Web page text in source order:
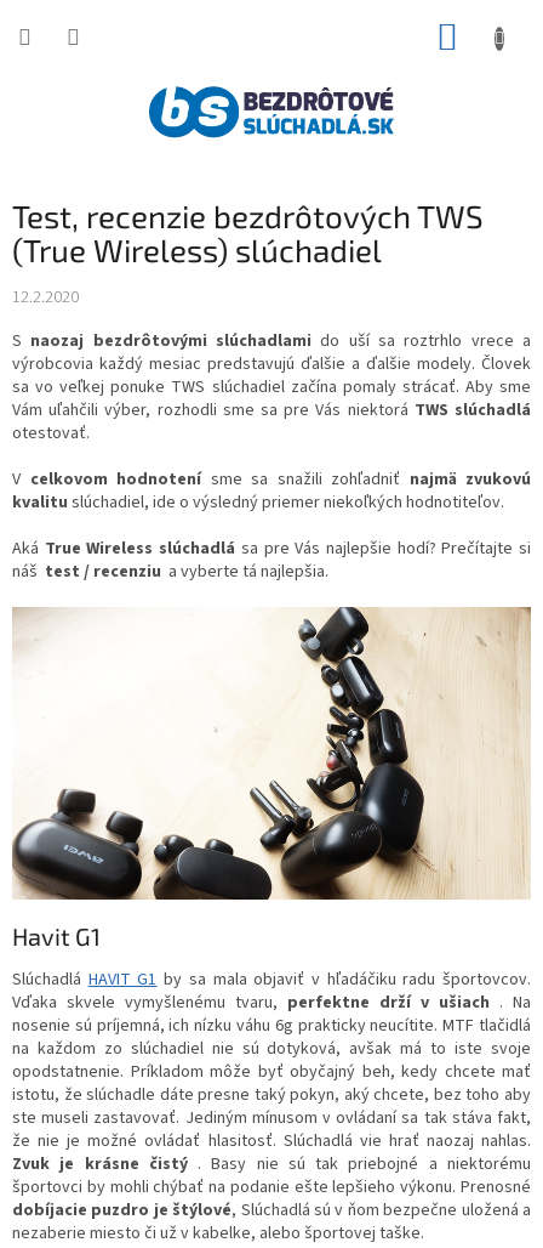
Test, recenzie bezdrôtových TWS
(True Wireless) slúchadiel
12.2.2020
S naozaj bezdrôtovými slúchadlami do uší sa roztrhlo vrece a
výrobcovia každý mesiac predstavujú ďalšie a ďalšie modely. Človek
sa vo veľkej ponuke TWS slúchadiel začína pomaly strácať. Aby sme
Vám uľahčili výber, rozhodli sme sa pre Vás niektorá TWS slúchadlá
otestovať.
V celkovom hodnotenísme sa snažili zohľadniť najmä zvukovú
kvalitu slúchadiel, ide o výsledný priemer niekoľkých hodnotiteľov.
Aká True Wireless slúchadlá sa pre Vás najlepšie hodí? Prečítajte si
náš test / recenziu a vyberte tá najlepšia.
Havit G1
SlúchadláHAVIT G1by sa mala objaviť v hľadáčiku radu športovcov.
Vďaka skvele vymyšlenému tvaru, perfektne drží v ušiach . Na
nosenie sú príjemná, ich nízku váhu 6g prakticky neucítite. MTF tlačidlá
na každom zo slúchadiel nie sú dotyková, avšak má to iste svoje
opodstatnenie. Príkladom môže byť obyčajný beh, kedy chcete mať
istotu, že slúchadle dáte presne taký pokyn, aký chcete, bez toho aby
ste museli zastavovať. Jediným mínusom v ovládaní sa tak stáva fakt,
že nie je možné ovládať hlasitosť. Slúchadlá vie hrať naozaj nahlas.
Zvuk je krásne čistý. Basy nie sú tak priebojné a niektorému
športovci by mohli chýbať na podanie ešte lepšieho výkonu. Prenosné
dobíjacie puzdro je štýlové, Slúchadlá sú v ňom bezpečne uložená a
nezaberie miesto či už v kabelke, alebo športovej taške.